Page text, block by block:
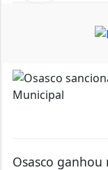
Osasco